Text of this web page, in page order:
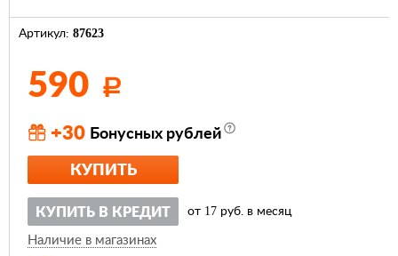
Артикул: 87623
590 Р
+30 Бонусных рублей
КУПИТЬ
КУПИТЬ В КРЕДИТ от 17 руб. в месяц
Наличие в магазинах